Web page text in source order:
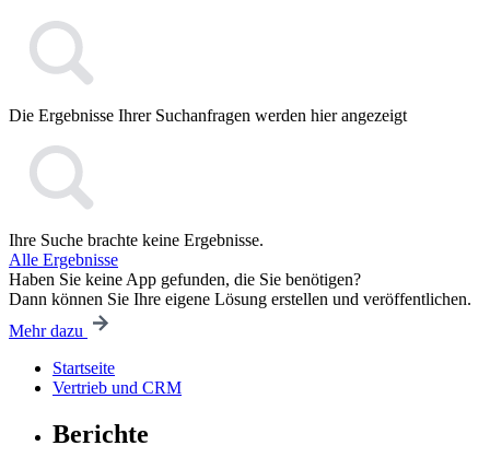
Die Ergebnisse Ihrer Suchanfragen werden hier angezeigt
Ihre Suche brachte keine Ergebnisse.
Alle Ergebnisse
Haben Sie keine App gefunden, die Sie benötigen?
Dann können Sie Ihre eigene Lösung erstellen und veröffentlichen.
Mehr dazu
Startseite
Vertrieb und CRM
Berichte